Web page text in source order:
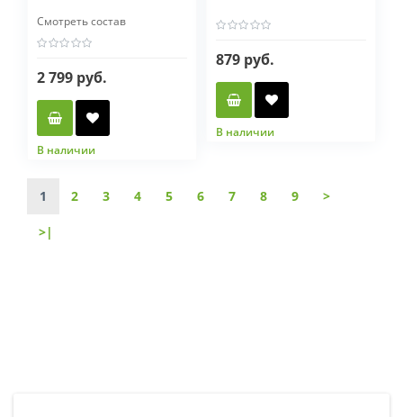
Смотреть состав
2 799 руб.
В наличии
879 руб.
В наличии
1 2 3 4 5 6 7 8 9 >
>|